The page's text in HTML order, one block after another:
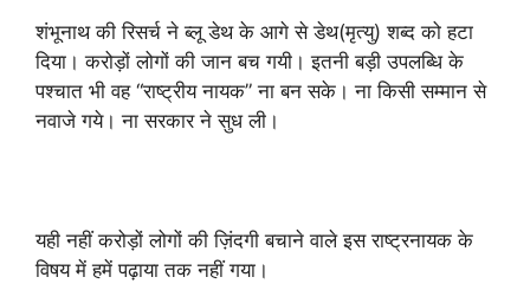
शंभूनाथ की रिसर्च ने ब्लू डेथ के आगे से डेथ(मृत्यु) शब्द को हटा
दिया। करोड़ों लोगों की जान बच गयी। इतनी बड़ी उपलब्धि के
पश्चात भी वह “राष्ट्रीय नायक” ना बन सके। ना किसी सम्मान से
नवाजे गये। ना सरकार ने सुध ली।
यही नहीं करोड़ों लोगों की ज़िंदगी बचाने वाले इस राष्ट्रनायक के
विषय में हमें पढ़ाया तक नहीं गया।